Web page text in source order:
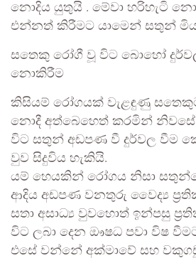
නොදිය යුතුයි . මේවා හරිහැටි
එන්නත් කිරීමට යාමෙන් සතුන්
සතෙකු රෝගී වූ විට බොහෝ
නොකිරීම
කිසියම් රෝගයක් වැළඳුණු සතෙකුට
නොදී අත්බෙහෙත් කරමින්
විට සතුන් අඩපණ වී දුර්වල වීම
වුව සිදුවිය හැකියි.
යම් හෙයකින් රෝගය නිසා
ආදිය අඩපණ වනතුරු වෛද්‍ය
සතා අසාධ්‍ය වුවහොත් ඉන්පසු
විට ලබා දෙන ඖෂධ පවා විෂ
එසේ වන්නේ අක්මාවේ සහ